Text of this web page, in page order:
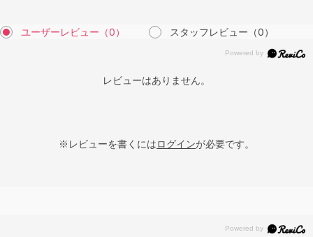
ユーザーレビュー （0） スタッフレビュー （0）
レビューはありません。
※レビューを書くにはログインが必要です。